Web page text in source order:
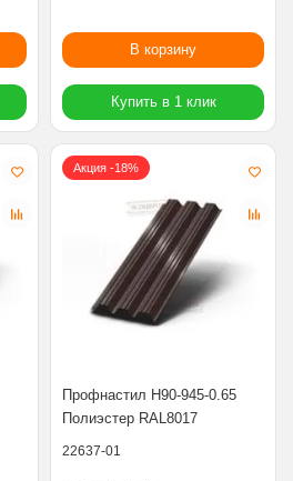
В корзину
Купить в 1 клик
Акция -18%
Профнастил Н90-945-0.65
Полиэстер RAL8017
22637-01